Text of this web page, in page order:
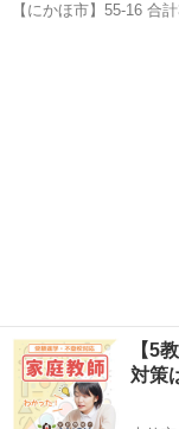
【にかほ市】55-16 合
【5
対策